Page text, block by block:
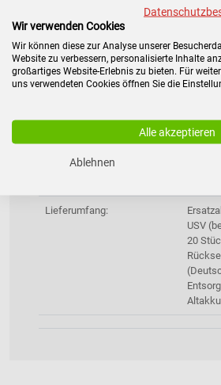
Batterietyp:
High-
Bis zu
Lieferumfang:
USV
20
Wir verwenden Cookies
Wir können diese zur Analyse unserer
Website zu verbessern, personalisierte Inhalte
großartiges Website-Erlebnis zu bieten. Für
uns verwendeten Cookies öffnen Sie die
Alle akzeptieren
Ablehnen